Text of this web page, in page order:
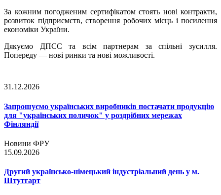
За кожним погодженим сертифікатом стоять нові контракти,
розвиток підприємств, створення робочих місць і посилення
економіки України.
Дякуємо ДПСС та всім партнерам за спільні зусилля.
Попереду — нові ринки та нові можливості.
31.12.2026
Запрошуємо українських виробників постачати продукцію
для "українських поличок" у роздрібних мережах
Фінляндії
Новини ФРУ
15.09.2026
Другий українсько-німецький індустріальний день у м.
Штутгарт